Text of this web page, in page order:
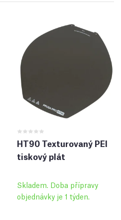
HT90 Texturovaný PEI
tiskový plát
Skladem. Doba přípravy
objednávky je 1 týden.